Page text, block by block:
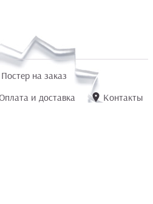
Постер на заказ
и доставка
Контакты